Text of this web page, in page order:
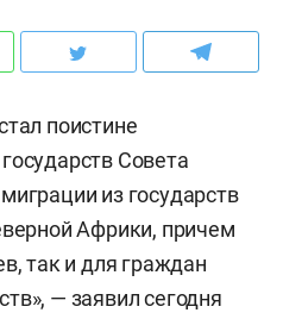
поистине
Совета
из государств
Африки, причем
так и для граждан
— заявил сегодня